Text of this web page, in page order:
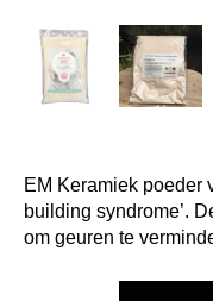
EM Keramiek poeder
building syndrome’.
om geuren te